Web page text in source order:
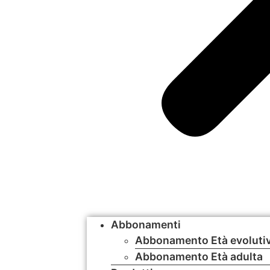
Abbonamenti
Abbonamento Età
Abbonamento Età adulta